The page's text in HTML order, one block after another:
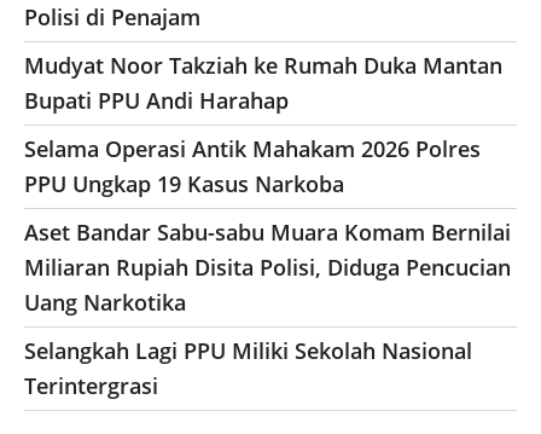
Polisi di Penajam
Mudyat Noor Takziah ke Rumah Duka Mantan
Bupati PPU Andi Harahap
Selama Operasi Antik Mahakam 2026 Polres
PPU Ungkap 19 Kasus Narkoba
Aset Bandar Sabu-sabu Muara Komam Bernilai
Miliaran Rupiah Disita Polisi, Diduga Pencucian
Uang Narkotika
Selangkah Lagi PPU Miliki Sekolah Nasional
Terintergrasi